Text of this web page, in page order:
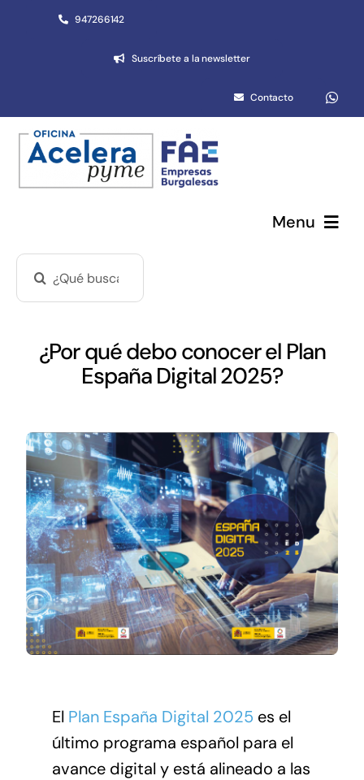
947266142
Suscríbete a la newsletter
Contacto
Menu
Networking
Eventos
Conócenos
¿Por qué debo conocer el Plan
España Digital 2025?
El Plan España Digital 2025 es el
último programa español para el
avance digital y está alineado a las